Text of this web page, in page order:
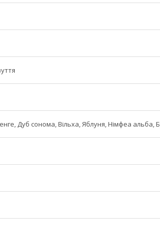
Дуб сонома, Вільха, Яблуня, Німфеа альба,